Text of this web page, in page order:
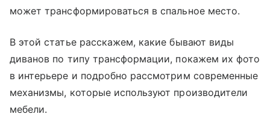
может трансформироваться в спальное место.
В этой статье расскажем, какие бывают виды
диванов по типу трансформации, покажем их фото
в интерьере и подробно рассмотрим современные
механизмы, которые используют производители
мебели.